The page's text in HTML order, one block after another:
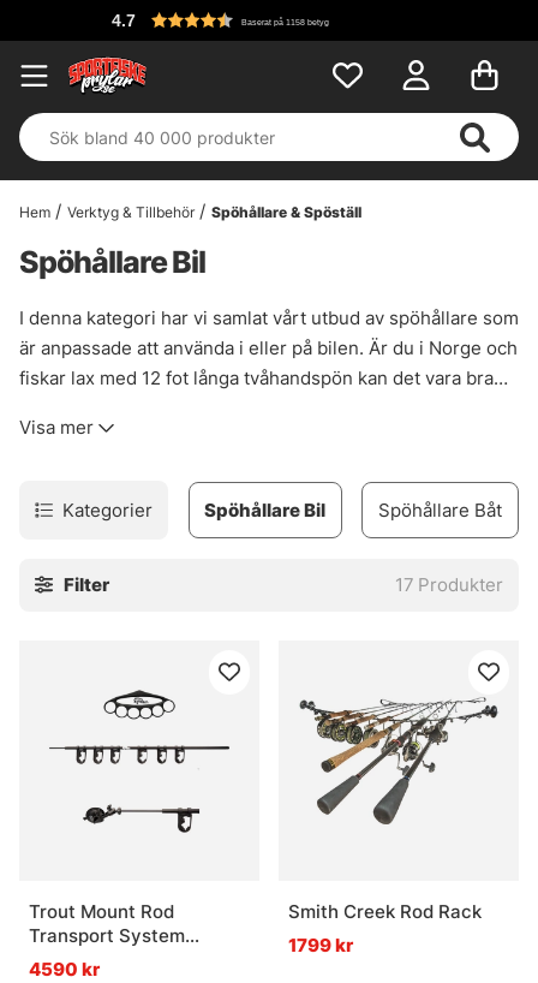
Baserat på 1158 betyg
Hem Verktyg & Tillbehör Spöhållare & Spöställ
Spöhållare Bil
I denna kategori har vi samlat vårt utbud av spöhållare som
är anpassade att använda i eller på bilen. Är du i Norge och
fiskar lax med 12 fot långa tvåhandspön kan det vara bra
om du alltid har kortare fiskespö redo i bilen kan det vara
Visa mer
Kategorier Spöhållare Båt
Spöhållare Bil
Filter 17 Produkter
Trout Mount Rod
Transport System
Standard
4590 kr
Smith Creek Rod Rack
1799 kr